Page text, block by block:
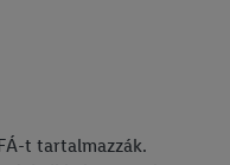
t tartalmazzák.